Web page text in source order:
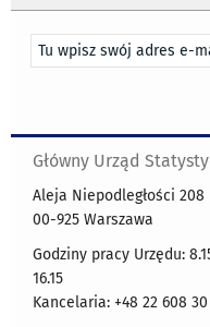
Główny Urząd
Aleja Niepodległości 208
00-925 Warszawa
Godziny pracy Urzędu:
16.15
Kancelaria: +48 22 608